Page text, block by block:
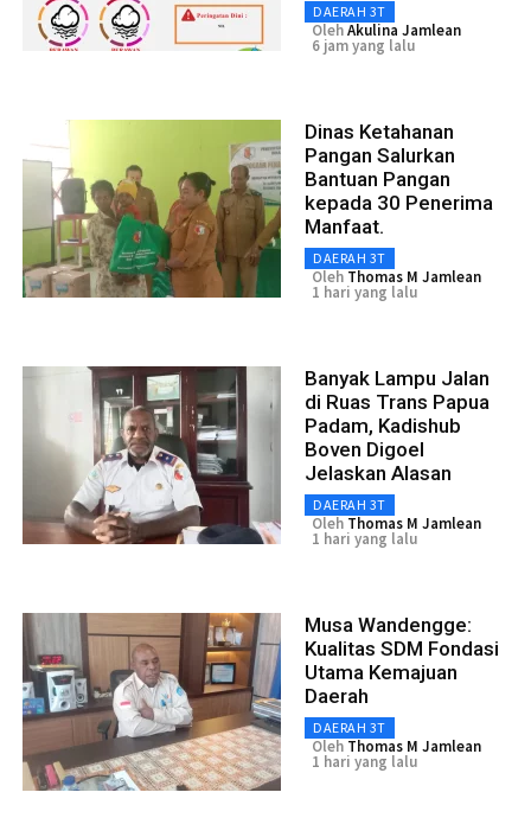
DAERAH 3T
OlehAkulina Jamlean
6 jam yang lalu
Dinas Ketahanan
Pangan Salurkan
Bantuan Pangan
kepada 30 Penerima
Manfaat.
DAERAH 3T
Oleh Thomas M Jamlean
1 hari yang lalu
Banyak Lampu Jalan
di Ruas Trans Papua
Padam, Kadishub
Boven Digoel
Jelaskan Alasan
DAERAH 3T
Oleh Thomas M Jamlean
1 hari yang lalu
Musa Wandengge:
Kualitas SDM Fondasi
Utama Kemajuan
Daerah
DAERAH 3T
Oleh Thomas M Jamlean
1 hari yang lalu